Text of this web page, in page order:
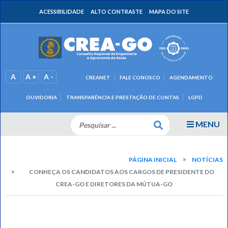
ACESSIBILIDADE ALTO CONTRASTE MAPA DO SITE
A A + A -
OUVIDORIA TRANSPARÊNCIA E PRESTAÇÃO DE CONTAS LGPD
CREANET FALE CONOSCO AGENDAMENTO
MENU
PÁGINA INICIAL
NOTÍCIAS
CONHEÇA OS CANDIDATOS AOS CARGOS DE PRESIDENTE DO
CREA-GO E DIRETORES DA MÚTUA-GO